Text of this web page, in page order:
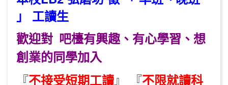
」 工讀生
歡迎對 吧檯有興趣、有心學習、想
創業的同學加入
『不接受短期工讀』 『不限就讀科